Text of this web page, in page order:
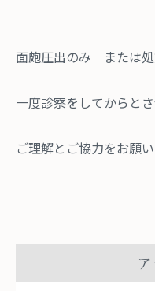
面皰圧出のみ または処
一度診察をしてからと
ご理解とご協力をお願い